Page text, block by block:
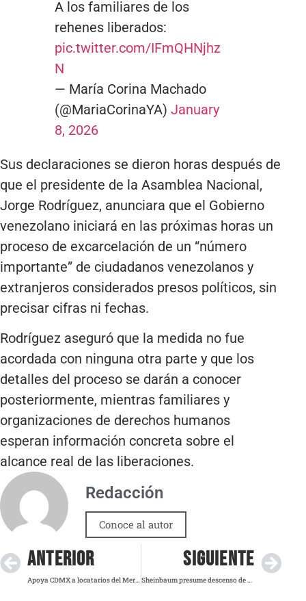
A los familiares de los
rehenes liberados:
pic.twitter.com/IFmQHNjhz
N
— María Corina Machado
(@MariaCorinaYA) January
8, 2026
Sus declaraciones se dieron horas después de
que el presidente de la Asamblea Nacional,
Jorge Rodríguez, anunciara que el Gobierno
venezolano iniciará en las próximas horas un
proceso de excarcelación de un “número
importante” de ciudadanos venezolanos y
extranjeros considerados presos políticos, sin
precisar cifras ni fechas.
Rodríguez aseguró que la medida no fue
acordada con ninguna otra parte y que los
detalles del proceso se darán a conocer
posteriormente, mientras familiares y
organizaciones de derechos humanos
esperan información concreta sobre el
alcance real de las liberaciones.
Redacción
Conoce al autor
ANTERIOR
Apoya CDMX a locatarios del Mercado de Sonora tras dejar venta de animales
SIGUIENTE
Sheinbaum presume descenso de 40% en homicidios dolosos